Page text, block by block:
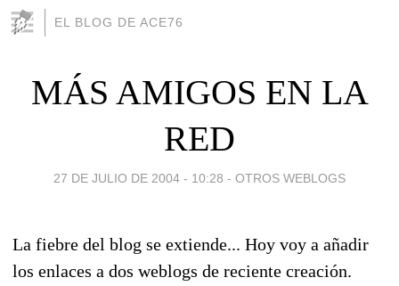
EL BLOG DE ACE76
MÁS AMIGOS EN LA
RED
27 DE JULIO DE 2004 - 10:28 - OTROS WEBLOGS
La fiebre del blog se extiende... Hoy voy a añadir
los enlaces a dos weblogs de reciente creación.